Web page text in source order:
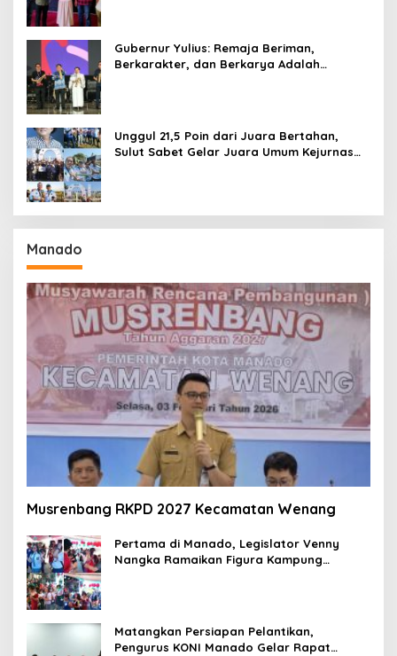
Gubernur Yulius: Remaja Beriman,
Berkarakter, dan Berkarya Adalah
Unggul 21,5 Poin dari Juara Bertahan,
Sulut Sabet Gelar Juara Umum Kejurnas
Manado
Musrenbang RKPD 2027 Kecamatan Wenang
Pertama di Manado, Legislator Venny
Nangka Ramaikan Figura Kampung
Matangkan Persiapan Pelantikan,
Pengurus KONI Manado Gelar Rapat